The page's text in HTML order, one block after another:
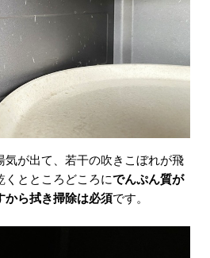
気が出て、若干の吹きこぼれが飛
くとところどころにでんぷん質が
から拭き掃除は必須です。